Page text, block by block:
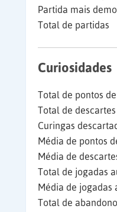
Partida mais
Total de partidas
Curiosidades
Total de pontos
Total de descartes
Curingas
Média de pontos
Média de
Total de jogadas
Média de jogadas
Total de